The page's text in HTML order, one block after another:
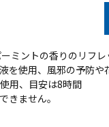
ミントの香りのリフ
を使用、風邪の予防や
用、目安は8時間
きません。